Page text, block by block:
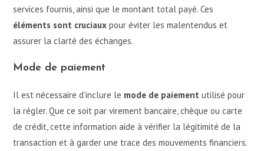
services fournis, ainsi que le montant total payé. Ces
éléments sont cruciaux pour éviter les malentendus et
assurer la clarté des échanges.
Mode de paiement
Il est nécessaire d’inclure le mode de paiement utilisé pour
la régler. Que ce soit par virement bancaire, chèque ou carte
de crédit, cette information aide à vérifier la légitimité de la
transaction et à garder une trace des mouvements financiers.